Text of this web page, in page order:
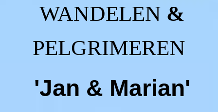
WANDELEN &
PELGRIMEREN
'Jan & Marian'